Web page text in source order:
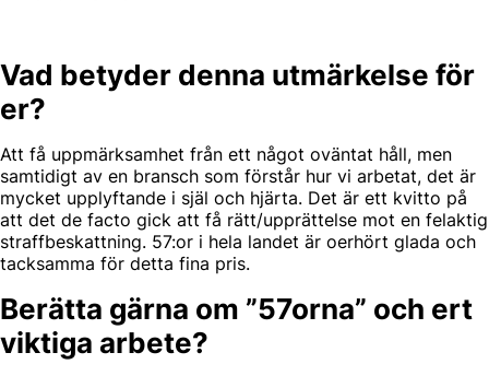
Vad betyder denna utmärkelse för
er?
Att få uppmärksamhet från ett något oväntat håll, men
samtidigt av en bransch som förstår hur vi arbetat, det är
mycket upplyftande i själ och hjärta. Det är ett kvitto på
att det de facto gick att få rätt/upprättelse mot en felaktig
straffbeskattning. 57:or i hela landet är oerhört glada och
tacksamma för detta fina pris.
Berätta gärna om ”57orna” och ert
viktiga arbete?